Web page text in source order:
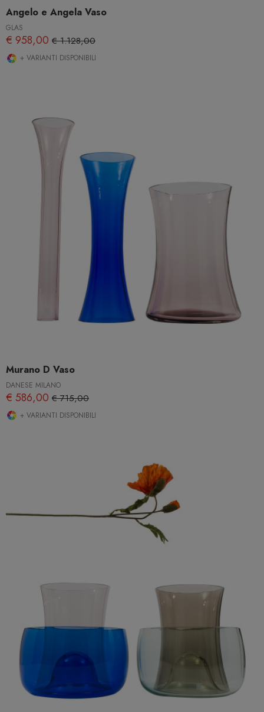
Angelo e Angela Vaso
GLAS
€ 958,00 € 1.128,00
+ VARIANTI DISPONIBILI
Murano D Vaso
DANESE MILANO
€ 586,00 € 715,00
+ VARIANTI DISPONIBILI